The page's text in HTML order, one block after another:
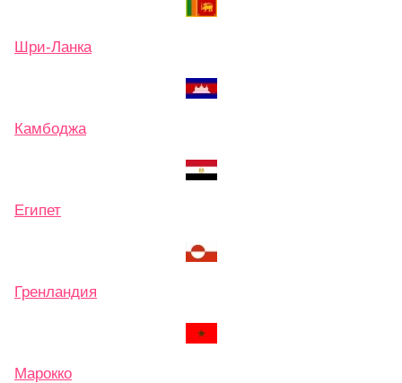
Шри-Ланка
Камбоджа
Египет
Гренландия
Марокко